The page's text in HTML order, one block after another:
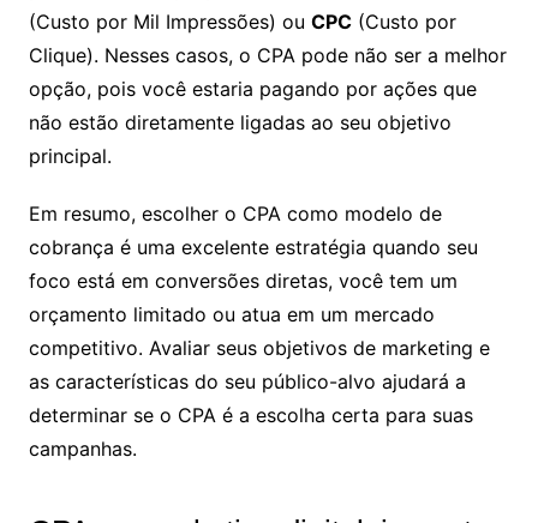
(Custo por Mil Impressões) ou CPC(Custo por
Clique). Nesses casos, o CPA pode não ser a melhor
opção, pois você estaria pagando por ações que
não estão diretamente ligadas ao seu objetivo
principal.
Em resumo, escolher o CPA como modelo de
cobrança é uma excelente estratégia quando seu
foco está em conversões diretas, você tem um
orçamento limitado ou atua em um mercado
competitivo. Avaliar seus objetivos de marketing e
as características do seu público-alvo ajudará a
determinar se o CPA é a escolha certa para suas
campanhas.